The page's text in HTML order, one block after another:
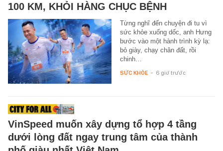
100 KM, KHỎI HÀNG CHỤC BỆNH
Từng nghĩ đến chuyện đi tu vì
sức khỏe xuống dốc, anh Hưng
bước vào một hành trình kỳ lạ:
bỏ giày, chạy chân đất, rồi
chinh…
SỨC KHỎE - 6 giờ trước
VinSpeed muốn xây dựng tổ hợp 4 tầng
dưới lòng đất ngay trung tâm của thành